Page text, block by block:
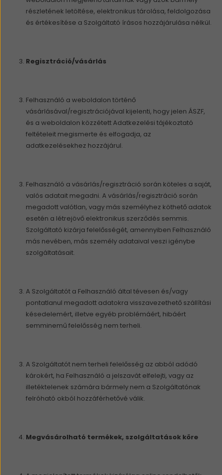
részletének letöltése, elektronikus tárolása, feldolgozása
és értékesítése a Szolgáltató írásos hozzájárulása nélkül.
Regisztráció/vásárlás
Felhasználó a weboldalon történő
vásárlásával/regisztrációjával kijelenti, hogy jelen ÁSZF,
és a weboldalon közzétett Adatkezelési tájékoztató
feltételeit megismerte és elfogadja, az
adatkezelésekhez hozzájárul.
Felhasználó a vásárlás/regisztráció során köteles a saját,
valós adatait megadni. A vásárlás/regisztráció során
megadott valótlan, vagy más személyhez köthető adatok
esetén a létrejövő elektronikus szerződés semmis.
Szolgáltató kizárja felelősségét, amennyiben Felhasználó
más nevében, más személy adataival veszi igénybe
szolgáltatásait.
A Szolgáltatót a Felhasználó által tévesen és/vagy
pontatlanul megadott adatokra visszavezethető szállítási
késedelemért, illetve egyéb problémáért, hibáért
semminemű felelősség nem terheli.
A Szolgáltatót nem terheli felelősség az abból adódó
károkért, ha Felhasználó a jelszavát elfelejti, vagy az
illetéktelenek számára bármely nem a Szolgáltatónak
felróható okból hozzáférhetővé válik.
Megvásárolható termékek, szolgáltatások köre